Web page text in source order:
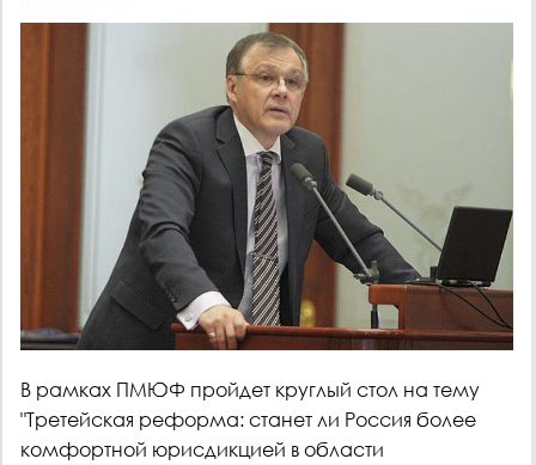
В рамках ПМЮФ пройдет круглый стол на тему
"Третейская реформа: станет ли Россия более
комфортной юрисдикцией в области